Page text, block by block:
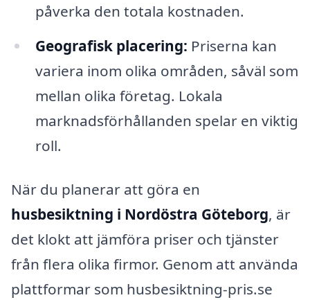
påverka den totala kostnaden.
Geografisk placering: Priserna kan
variera inom olika områden, såväl som
mellan olika företag. Lokala
marknadsförhållanden spelar en viktig
roll.
När du planerar att göra en
husbesiktning i Nordöstra Göteborg, är
det klokt att jämföra priser och tjänster
från flera olika firmor. Genom att använda
plattformar som husbesiktning-pris.se